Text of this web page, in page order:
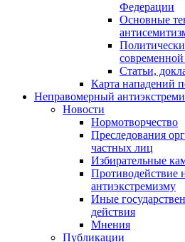
Федерации
Основные
Статьи,
Карта нападений
Неправомерный
Новости
Нормотворчество
Преследования
частных лиц
Избирательные
Противодействие
антиэкстремизму
Иные
действия
Мнения
Публикации